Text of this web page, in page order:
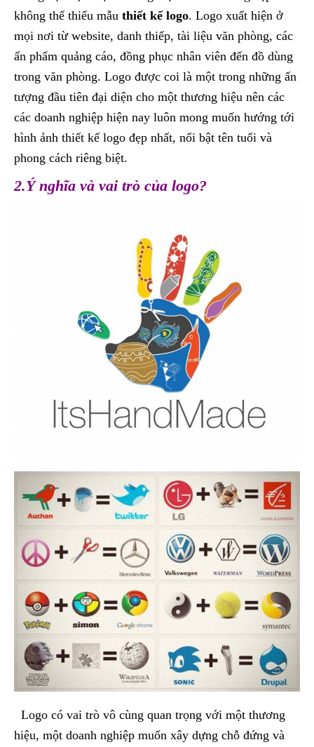
không thể thiếu mẫu thiết kế logo. Logo xuất hiện ở
mọi nơi từ website, danh thiếp, tài liệu văn phòng, các
ấn phẩm quảng cáo, đồng phục nhân viên đến đồ dùng
trong văn phòng. Logo được coi là một trong những ấn
tượng đầu tiên đại diện cho một thương hiệu nên các
các doanh nghiệp hiện nay luôn mong muốn hướng tới
hình ảnh thiết kế logo đẹp nhất, nổi bật tên tuổi và
phong cách riêng biệt.
2.Ý nghĩa và vai trò của logo?
Logo có vai trò vô cùng quan trọng với một thương
hiệu, một doanh nghiệp muốn xây dựng chỗ đứng và